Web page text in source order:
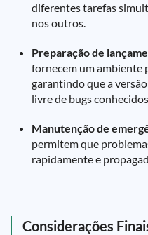
diferentes tarefas
nos outros.
Preparação de
fornecem um ambiente
garantindo que a
livre de bugs
Manutenção de
permitem que
rapidamente e
Considerações